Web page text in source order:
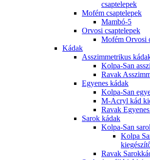
csaptelepek
Mofém csaptelepek
Mambó-5
Orvosi csaptelepek
Mofém Orvosi
Kádak
Asszimmetrikus
Kolpa-San
Ravak
Egyenes kádak
Kolpa-San
M-Acryl kád
Ravak
Sarok kádak
Kolpa-San
Kolpa
Ravak